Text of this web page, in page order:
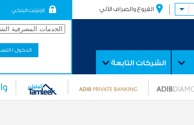
الفروع والصراف الآلي
الشركات التابعة
الإنترنت البنكي
الدخول /